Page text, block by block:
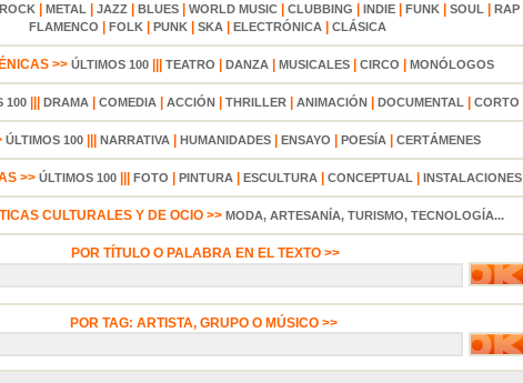
ROCK| METAL| JAZZ| BLUES| WORLD MUSIC| CLUBBING INDIE| FUNK| SOUL| RAP|
FLAMENCO FOLK| PUNK| SKA| ELECTRÓNICA| CLÁSICA
>> ÚLTIMOS 100||| TEATRO DANZA| MUSICALES| CIRCO MONÓLOGOS
100 DRAMA COMEDIA ACCIÓN THRILLER ANIMACIÓN DOCUMENTAL CORTO
ÚLTIMOS 100 NARRATIVA HUMANIDADES ENSAYO POESÍA CERTÁMENES
>> ÚLTIMOS 100 FOTO PINTURA ESCULTURA CONCEPTUAL INSTALACIONES
CULTURALES Y DE OCIO >> MODA, ARTESANÍA, TURISMO, TECNOLOGÍA...
POR TÍTULO O PALABRA EN EL TEXTO >>
POR TAG: ARTISTA, GRUPO O MÚSICO >>